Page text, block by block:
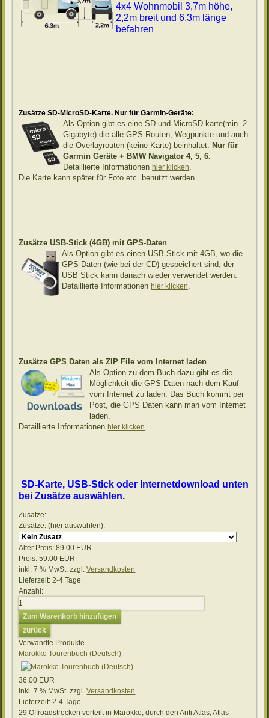
4x4 Wohnmobil 3,7m höhe,
2,2m breit und 6,3m länge
befahren
Zusätze SD-MicroSD-Karte. Nur für Garmin-Geräte:
Als Option gibt es eine SD und MicroSD karte(min. 2
Gigabyte) die alle GPS Routen, Wegpunkte und auch
die Overlayrouten (keine Karte) beinhaltet. Nur für
Garmin Geräte + BMW Navigator 4, 5, 6.
Detaillierte Informationenhier klicken.
Die Karte kann später für Foto etc. benutzt werden.
Zusätze USB-Stick (4GB) mit GPS-Daten
Als Option gibt es einen USB-Stick mit 4GB, wo die
GPS Daten (wie bei der CD) gespeichert sind, der
USB Stick kann danach wieder verwendet werden.
Detaillierte Informationenhier klicken.
Zusätze GPS Daten als ZIP File vom Internet laden
Als Optionzu dem Buch dazu gibt es die
Möglichkeit die GPS Daten nach dem Kauf
vom Internet zu laden. Das Buch kommt per
Post, die GPS Daten kann man vom Internet
laden.
Detaillierte Informationenhier klicken .
SD-Karte, USB-Stick oder Internetdownload unten
bei Zusätze auswählen.
Zusätze:
Zusätze: (hier auswählen):
Alter Preis:89.00 EUR
Preis:59.00 EUR
inkl. 7 % MwSt. zzgl.Versandkosten
Lieferzeit: 2-4 Tage
Anzahl:
Verwandte Produkte
Marokko Tourenbuch (Deutsch)
36.00 EUR
inkl. 7 % MwSt. zzgl.Versandkosten
Lieferzeit:2-4 Tage
29 Offroadstrecken verteilt in Marokko, durch den Anti Atlas, Atlas